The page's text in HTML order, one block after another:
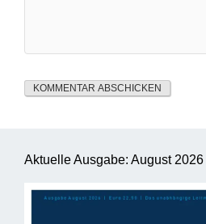
Aktuelle Ausgabe: August 2026